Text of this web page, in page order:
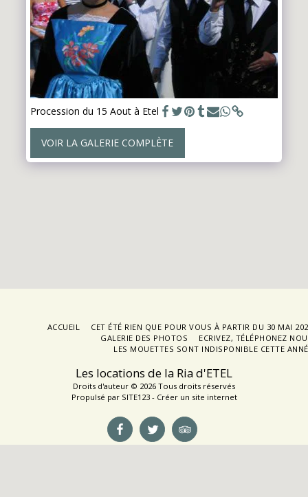
Procession du 15 Aout à Etel
VOIR LA GALERIE COMPLÈTE
Les locations de la Ria d'ETEL
Droits d'auteur © 2026 Tous droits réservés
Propulsé par SITE123- Créer un site internet
ACCUEIL
CET ÉTÉ RIEN QUE POUR VOUS À PARTIR DU 30 MAI
GALERIE DES PHOTOS
ECRIVEZ, TÉLÉPHONEZ
LES MOUETTES SONT INDISPONIBLE CETTE